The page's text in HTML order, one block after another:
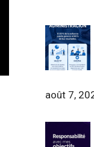
août 7,